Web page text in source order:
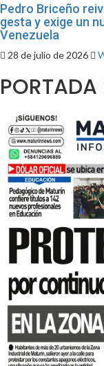
‎Pedro Briceño
gesta y exige un
Venezuela
28 de julio de 2026